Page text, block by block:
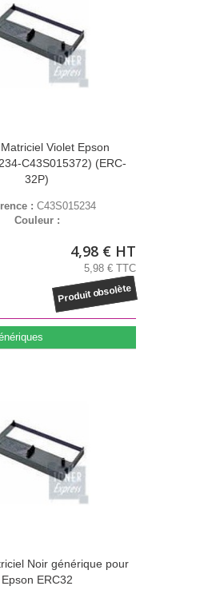
Violet Epson
C43S015372) (ERC-
32P)
: C43S015234
Couleur :
4,98 € HT
5,98 € TTC
Produit obsolète
Noir générique pour
Epson ERC32